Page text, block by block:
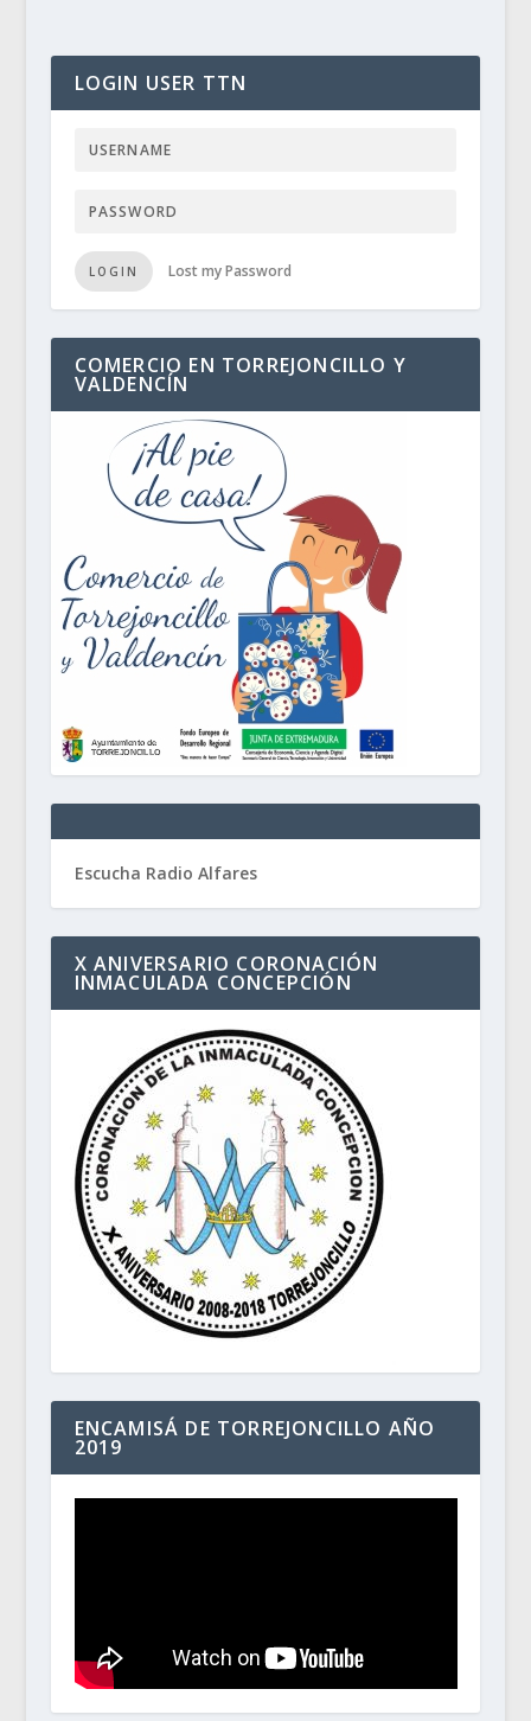
LOGIN USER TTN
LOGIN Lost my Password
COMERCIO EN TORREJONCILLO Y
VALDENCÍN
Escucha Radio Alfares
X ANIVERSARIO CORONACIÓN
INMACULADA CONCEPCIÓN
ENCAMISÁ DE TORREJONCILLO AÑO
2019